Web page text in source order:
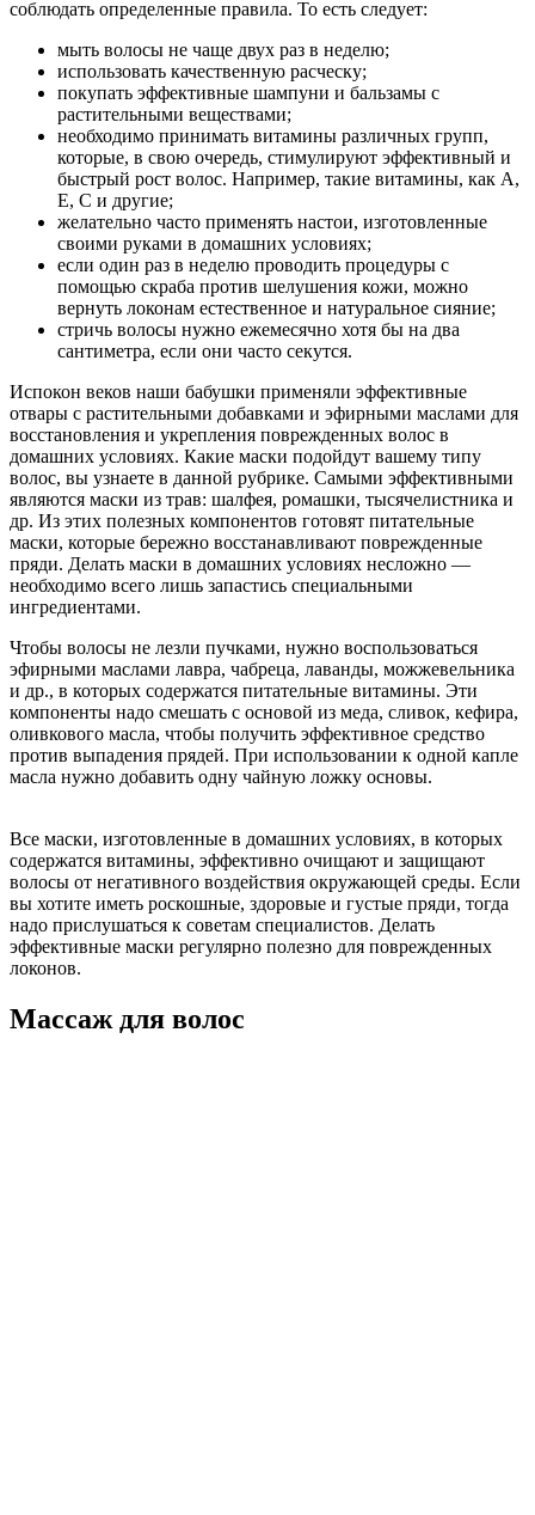
соблюдать определенные правила. То есть следует:
мыть волосы не чаще двух раз в неделю;
использовать качественную расческу;
покупать эффективные шампуни и бальзамы с
растительными веществами;
необходимо принимать витамины различных групп,
которые, в свою очередь, стимулируют эффективный и
быстрый рост волос. Например, такие витамины, как А,
Е, С и другие;
желательно часто применять настои, изготовленные
своими руками в домашних условиях;
если один раз в неделю проводить процедуры с
помощью скраба против шелушения кожи, можно
вернуть локонам естественное и натуральное сияние;
стричь волосы нужно ежемесячно хотя бы на два
сантиметра, если они часто секутся.
Испокон веков наши бабушки применяли эффективные
отвары с растительными добавками и эфирными маслами для
восстановления и укрепления поврежденных волос в
домашних условиях. Какие маски подойдут вашему типу
волос, вы узнаете в данной рубрике. Самыми эффективными
являются маски из трав: шалфея, ромашки, тысячелистника и
др. Из этих полезных компонентов готовят питательные
маски, которые бережно восстанавливают поврежденные
пряди. Делать маски в домашних условиях несложно —
необходимо всего лишь запастись специальными
ингредиентами.
Чтобы волосы не лезли пучками, нужно воспользоваться
эфирными маслами лавра, чабреца, лаванды, можжевельника
и др., в которых содержатся питательные витамины. Эти
компоненты надо смешать с основой из меда, сливок, кефира,
оливкового масла, чтобы получить эффективное средство
против выпадения прядей. При использовании к одной капле
масла нужно добавить одну чайную ложку основы.
Все маски, изготовленные в домашних условиях, в которых
содержатся витамины, эффективно очищают и защищают
волосы от негативного воздействия окружающей среды. Если
вы хотите иметь роскошные, здоровые и густые пряди, тогда
надо прислушаться к советам специалистов. Делать
эффективные маски регулярно полезно для поврежденных
локонов.
Массаж для волос